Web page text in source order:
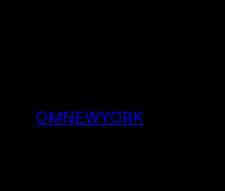
OMNEWYORK